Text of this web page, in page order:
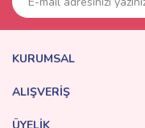
KURUMSAL
ALIŞVERİŞ